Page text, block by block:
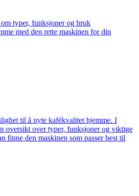
typer, funksjoner og bruk
med den rette maskinen for din
til å nyte kafékvalitet hjemme. I
oversikt over typer, funksjoner og viktige
finne den maskinen som passer best til